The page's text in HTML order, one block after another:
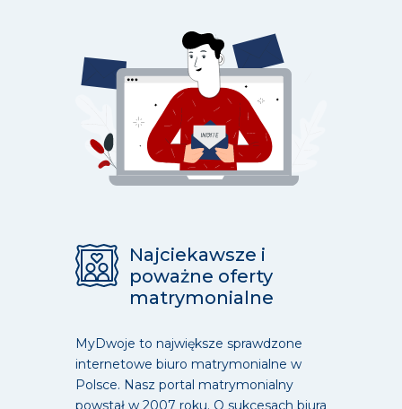
Najciekawsze i
poważne oferty
matrymonialne
MyDwoje to największe sprawdzone
internetowe biuro matrymonialne w
Polsce. Nasz portal matrymonialny
powstał w 2007 roku. O sukcesach biura